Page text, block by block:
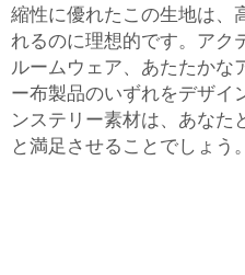
縮性に優れたこの生地は、
れるのに理想的です。アク
ルームウェア、あたたかな
ー布製品のいずれをデザイ
ンステリー素材は、あなた
と満足させることでしょう。